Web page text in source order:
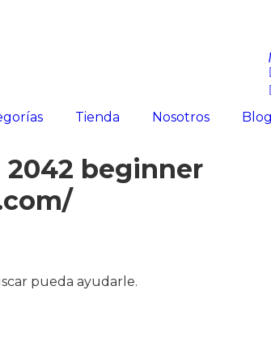
Tienda Nosotros
beginner
pueda ayudarle.